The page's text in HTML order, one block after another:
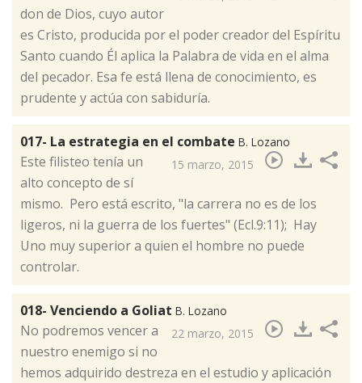
don de Dios, cuyo autor
es Cristo, producida por el poder creador del Espíritu
Santo cuando Él aplica la Palabra de vida en el alma
del pecador. Esa fe está llena de conocimiento, es
prudente y actúa con sabiduría.
017- La estrategia en el combate B. Lozano
15 marzo, 2015
​Este filisteo tenía un
alto concepto de sí
mismo. Pero está escrito, "la carrera no es de los
ligeros, ni la guerra de los fuertes" (Ecl.9:11); Hay
Uno muy superior a quien el hombre no puede
controlar.
018- Venciendo a Goliat B. Lozano
22 marzo, 2015
​No podremos vencer a
nuestro enemigo si no
hemos adquirido destreza en el estudio y aplicación